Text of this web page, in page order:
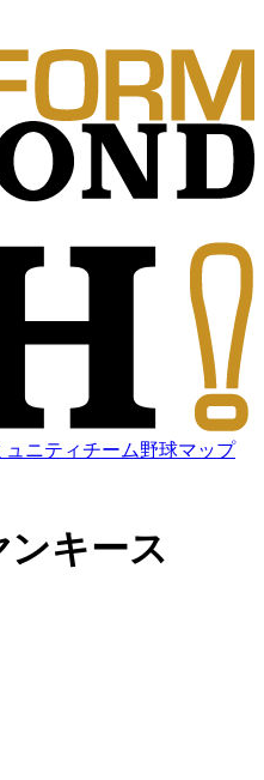
ュニティチーム野球マップ
キース